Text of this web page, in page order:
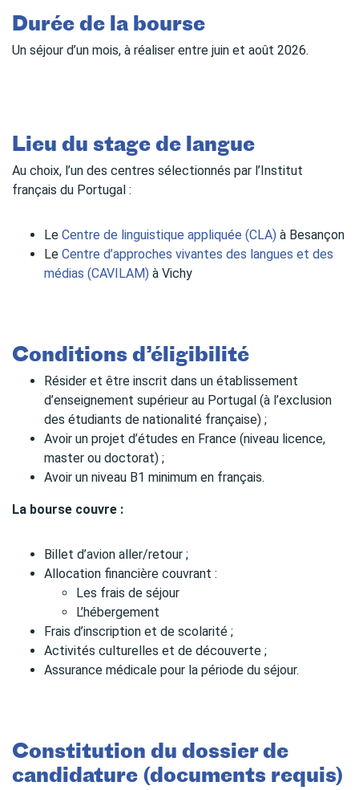
Durée de la bourse
Un séjour d’un mois, à réaliser entre juin et août 2026.
Lieu du stage de langue
Au choix, l’un des centres sélectionnés par l’Institut
français du Portugal :
Le Centre de linguistique appliquée (CLA) à Besançon
Le Centre d’approches vivantes des langues et des
médias (CAVILAM) à Vichy
Conditions d’éligibilité
Résider et être inscrit dans un établissement
d’enseignement supérieur au Portugal (à l’exclusion
des étudiants de nationalité française) ;
Avoir un projet d’études en France (niveau licence,
master ou doctorat) ;
Avoir un niveau B1 minimum en français.
La bourse couvre :
Billet d’avion aller/retour ;
Allocation financière couvrant :
Les frais de séjour
L’hébergement
Frais d’inscription et de scolarité ;
Activités culturelles et de découverte ;
Assurance médicale pour la période du séjour.
Constitution du dossier de
candidature (documents requis)